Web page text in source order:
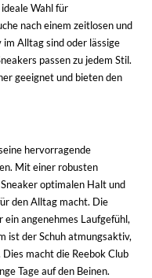
Wahl für
nach einem zeitlosen und
im Alltag sind oder lässige
passen zu jedem Stil.
geeignet und bieten den
hervorragende
Mit einer robusten
optimalen Halt und
den Alltag macht. Die
angenehmes Laufgefühl,
ist der Schuh atmungsaktiv,
macht die Reebok Club
Tage auf den Beinen.